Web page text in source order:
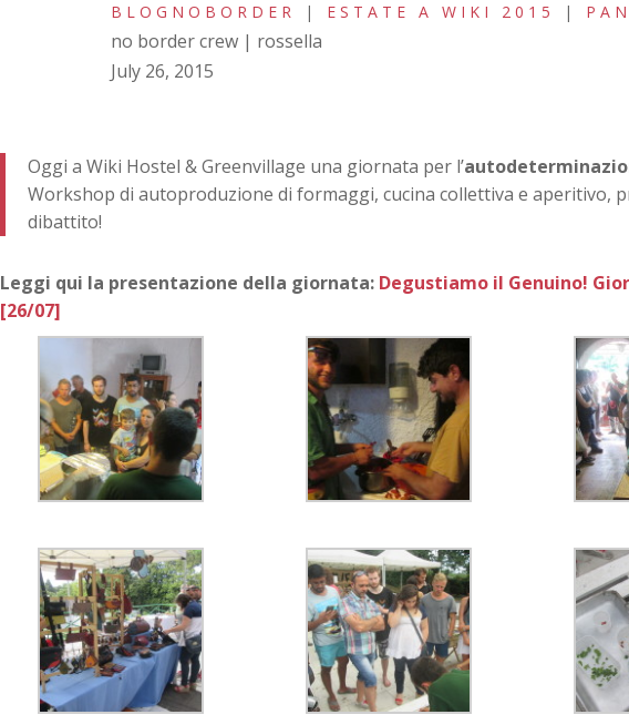
BLOGNOBORDER | ESTATE A WIKI 2015 |
no border crew | rossella
July 26, 2015
Oggi a Wiki Hostel & Greenvillage​ una giornata per l’
Workshop di autoproduzione di formaggi, cucina collettiva e aperitivo,
dibattito!
Leggi qui la presentazione della giornata: Degustiamo il Genuino!
[26/07]